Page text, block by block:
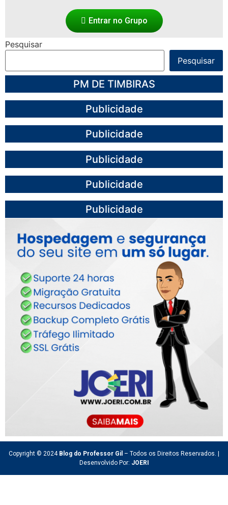
Entrar no Grupo
Pesquisar
Pesquisar
PM DE TIMBIRAS
Publicidade
Publicidade
Publicidade
Publicidade
Publicidade
Copyright © 2024 Blog do Professor Gil – Todos os Direitos Reservados. |
Desenvolvido Por: JOERI